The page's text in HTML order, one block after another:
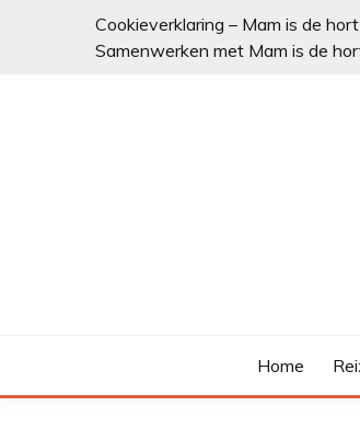
Cookieverklaring – Mam is de
Samenwerken met Mam is de
Home